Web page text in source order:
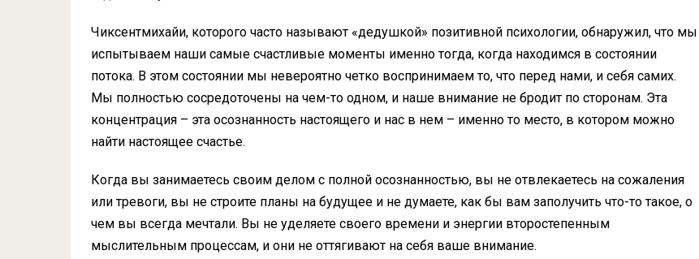
Чиксентмихайи, которого часто называют «дедушкой» позитивной психологии, обнаружил, что мы
испытываем наши самые счастливые моменты именно тогда, когда находимся в состоянии
потока. В этом состоянии мы невероятно четко воспринимаем то, что перед нами, и себя самих.
Мы полностью сосредоточены на чем-то одном, и наше внимание не бродит по сторонам. Эта
концентрация – эта осознанность настоящего и нас в нем – именно то место, в котором можно
найти настоящее счастье.
Когда вы занимаетесь своим делом с полной осознанностью, вы не отвлекаетесь на сожаления
или тревоги, вы не строите планы на будущее и не думаете, как бы вам заполучить что-то такое, о
чем вы всегда мечтали. Вы не уделяете своего времени и энергии второстепенным
мыслительным процессам, и они не оттягивают на себя ваше внимание.